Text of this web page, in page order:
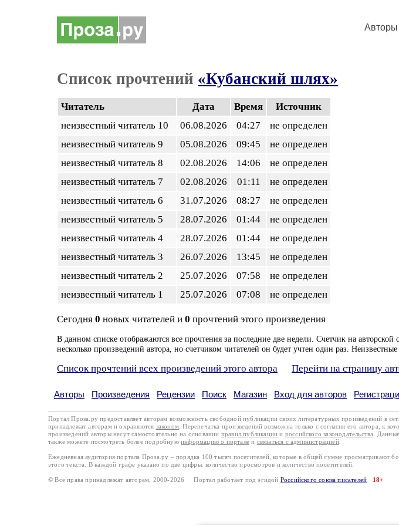
Авторы
Список прочтений «Кубанский шлях»
Читатель Дата Время
Источник
неизвестный читатель 10
06.08.2026 04:27
не определен
неизвестный читатель 9
05.08.2026 09:45
не определен
неизвестный читатель 8
02.08.2026 14:06
не определен
неизвестный читатель 7
02.08.2026 01:11
не определен
неизвестный читатель 6
31.07.2026 08:27
не определен
неизвестный читатель 5
28.07.2026 01:44
не определен
неизвестный читатель 4
28.07.2026 01:44
не определен
неизвестный читатель 3
26.07.2026 13:45
не определен
неизвестный читатель 2
25.07.2026 07:58
не определен
неизвестный читатель 1
25.07.2026 07:08 не определен
Сегодня 0 новых читателей и 0 прочтений этого произведения
В данном списке отображаются все прочтения за последние две недели. Счетчик на
несколько произведений автора, но счетчиком читателей он будет учтен один раз.
Список прочтений всех произведений этого автора Перейти на страницу
Авторы Произведения Рецензии Поиск Магазин Вход для авторов
Портал Проза.ру предоставляет авторам возможность свободной публикации своих литературных произведений в
принадлежат авторам и охраняются законом . Перепечатка произведений возможна только с согласия его автора, к
произведений авторы несут самостоятельно на основании правил публикации и российского законодательства .
также можете посмотреть более подробную информацию о портале и связаться с администрацией.
Ежедневная аудитория портала Проза.ру – порядка 100 тысяч посетителей, которые в общей сумме просматривают
этого текста. В каждой графе указано по две цифры: количество просмотров и количество посетителей.
© Все права принадлежат авторам, 2000-2026 Портал работает под эгидой Российского союза писателей 18+